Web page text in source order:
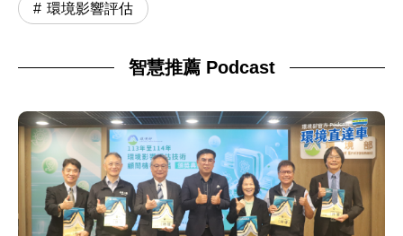
環境影響評估
智慧推薦 Podcast